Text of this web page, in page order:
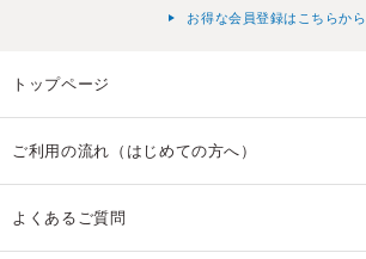
お得な会員登録はこちらから
トップページ
ご利用の流れ（はじめての方へ）
よくあるご質問